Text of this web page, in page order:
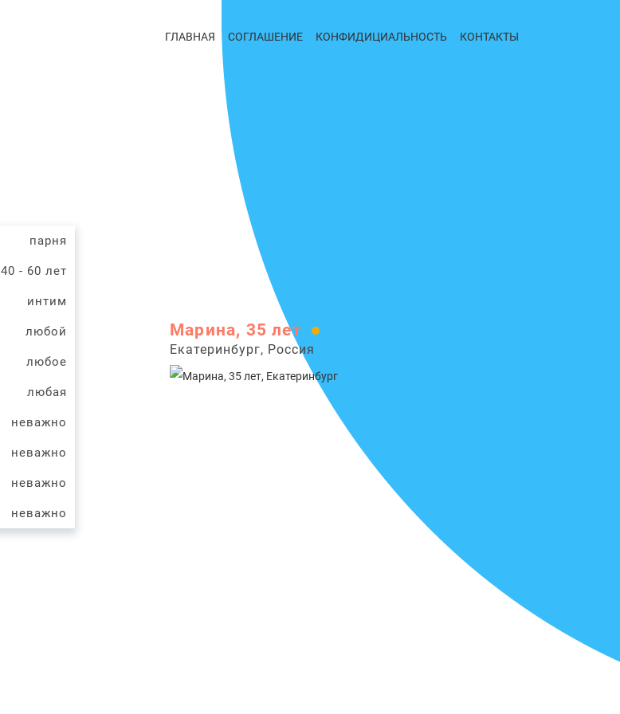
ГЛАВНАЯ СОГЛАШЕНИЕ КОНФИДИЦИАЛЬНОСТЬ КОНТАКТЫ
парня
40 - 60 лет
интим
любой
любое
любая
неважно
неважно
неважно
неважно
Марина, 35 лет
Екатеринбург, Россия